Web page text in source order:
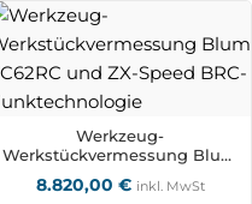
Werkzeug-
Werkstückvermessung Blum
Funktechnologie
8.820,00 € inkl. MwSt